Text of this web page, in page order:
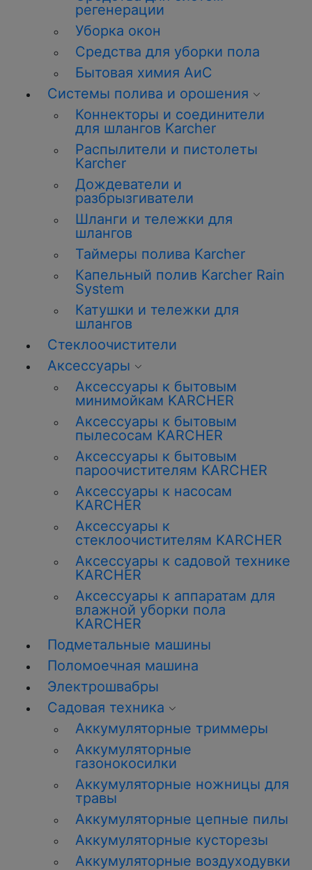
регенерации
Уборка окон
Средства для уборки пола
Бытовая химия АиС
Системы полива и орошения
Коннекторы и соединители
для шлангов Karcher
Распылители и пистолеты
Karcher
Дождеватели и
разбрызгиватели
Шланги и тележки для
шлангов
Таймеры полива Karcher
Капельный полив Karcher Rain
System
Катушки и тележки для
шлангов
Стеклоочистители
Аксессуары
Аксессуары к бытовым
минимойкам KARCHER
Аксессуары к бытовым
пылесосам KARCHER
Аксессуары к бытовым
пароочистителям KARCHER
Аксессуары к насосам
KARCHER
Аксессуары к
стеклоочистителям KARCHER
Аксессуары к садовой технике
KARCHER
Аксессуары к аппаратам для
влажной уборки пола
KARCHER
Подметальные машины
Поломоечная машина
Электрошвабры
Садовая техника
Аккумуляторные триммеры
Аккумуляторные
газонокосилки
Аккумуляторные ножницы для
травы
Аккумуляторные цепные пилы
Аккумуляторные кусторезы
Аккумуляторные воздуходувки